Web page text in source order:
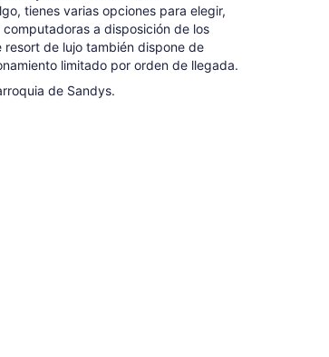
tienes varias opciones para elegir,
a disposición de los
de lujo también dispone de
limitado por orden de llegada.
de Sandys.